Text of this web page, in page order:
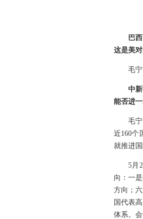
巴
这是美
毛
中
能否进
毛
近160个
就推进
5月
向：一
方向；
国代表
体系。